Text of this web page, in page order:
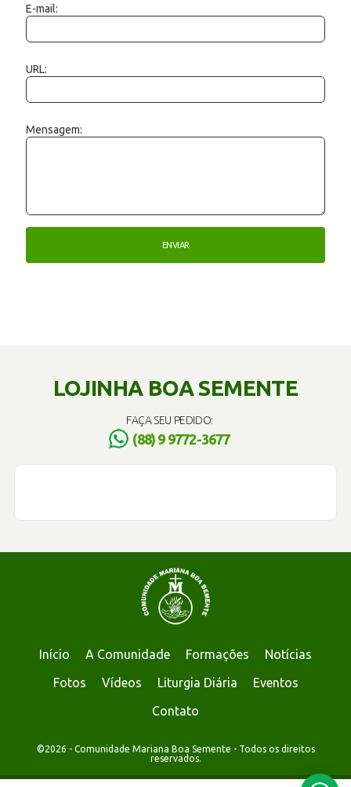
E-mail:
URL:
Mensagem:
LOJINHA BOA SEMENTE
FAÇA SEU PEDIDO:
(88) 9 9772-3677
Início A Comunidade Formações
Notícias
Fotos
Vídeos Liturgia Diária
Eventos
Contato
©2026 - Comunidade Mariana Boa Semente - Todos os direitos
reservados.